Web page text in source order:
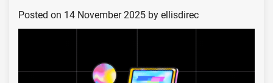
Posted on 14 November 2025 by ellisdirec